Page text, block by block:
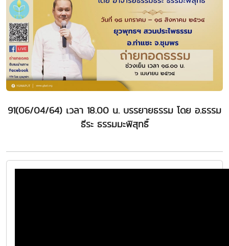
91(06/04/64) เวลา 18.00 น. บรรยายธรรม โดย อ.ธรรม
ธีระ ธรรมมะพิสุทธิ์